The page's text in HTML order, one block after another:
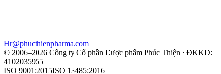
Hr@phucthienpharma.com
© 2006–2026 Công ty Cổ phần Dược phẩm Phúc Thiện · ĐKKD:
4102035955
ISO 9001:2015ISO 13485:2016